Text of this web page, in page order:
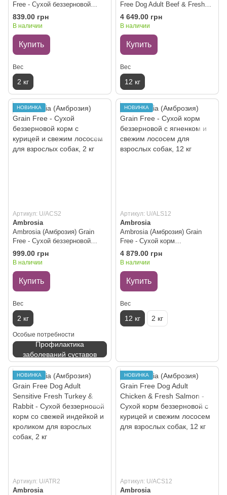
Free - Сухой беззерновой
корм с курицей и овощами
для взрослых собак, 2 кг
839.00 грн
В наличии
Купить
Вес
2 кг
Free Dog Adult Beef & Fresh
Salmon - Сухой беззерновой
корм с говядиной и свежим
12 кг
4 649.00 грн
В наличии
Купить
Вес
12 кг
НОВИНКА
Артикул: U/ACS2
Ambrosia
Ambrosia (Амброзия) Grain
Free - Сухой беззерновой
корм с курицей и свежим
лососем для взрослых собак,
999.00 грн
В наличии
Купить
Вес
2 кг
Особые потребности
Профилактика
заболеваний суставов
НОВИНКА
Артикул: U/ALS12
Ambrosia
Ambrosia (Амброзия) Grain
Free - Сухой корм
беззерновой с ягненком и
свежим лососем для
4 879.00 грн
В наличии
Купить
Вес
12 кг 2 кг
НОВИНКА
Артикул: U/ATR2
Ambrosia
НОВИНКА
Артикул: U/ACS12
Ambrosia